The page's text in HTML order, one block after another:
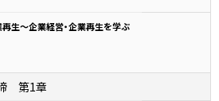
生～企業経営・企業再生を学ぶ
第1章